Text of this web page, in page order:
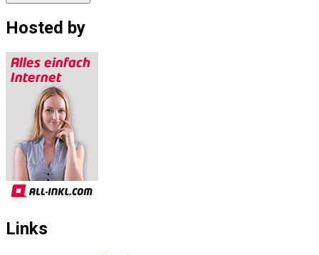
Hosted by
Links